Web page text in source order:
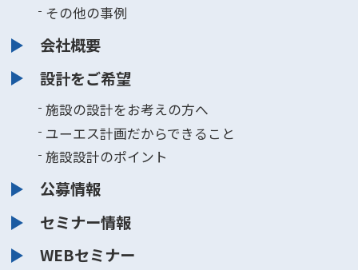
その他の事例
会社概要
設計をご希望
施設の設計をお考えの方へ
ユーエス計画だからできること
施設設計のポイント
公募情報
セミナー情報
WEBセミナー